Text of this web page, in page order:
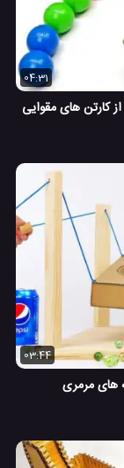
04:31
کارتن های مقوایی
03:44
های مرمری